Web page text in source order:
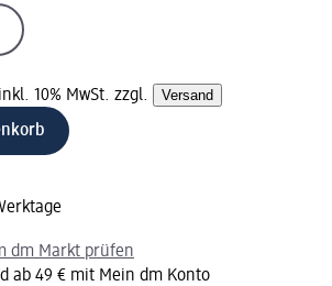
inkl. 10% MwSt. zzgl. Versand
dm Markt prüfen
ab 49 € mit Mein dm Konto